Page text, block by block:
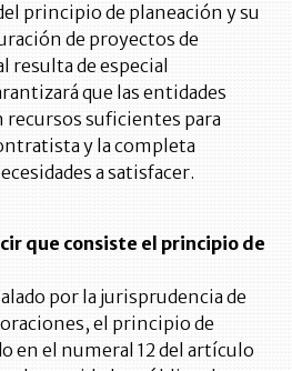
principio de planeación y su
de proyectos de
de especial
que las entidades
recursos suficientes para
y la completa
a satisfacer.
que consiste el principio de
por la jurisprudencia de
el principio de
en el numeral 12 del artículo